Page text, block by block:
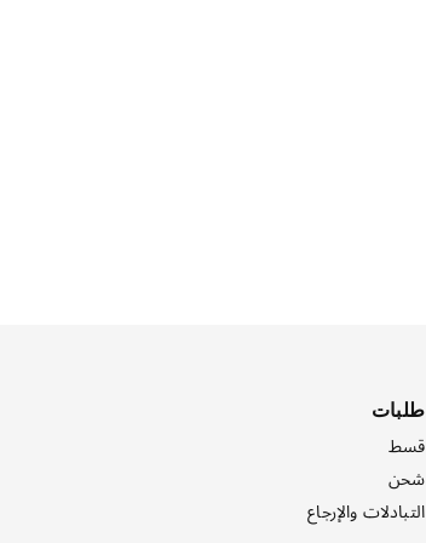
طلبات
قسط
شحن
التبادلات والإرجاع